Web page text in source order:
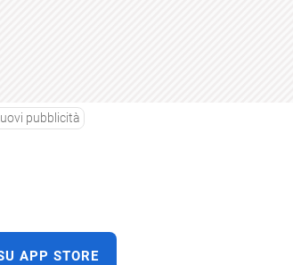
pubblicità
APP STORE